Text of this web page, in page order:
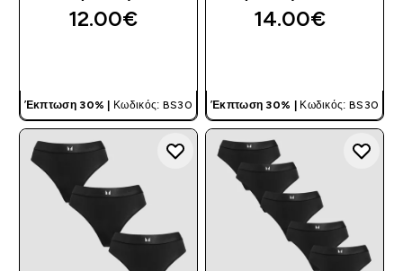
12.00€‎
Έκπτωση 30% | Κωδικός: BS30
14.00€‎
Έκπτωση 30% | Κωδικός: BS30